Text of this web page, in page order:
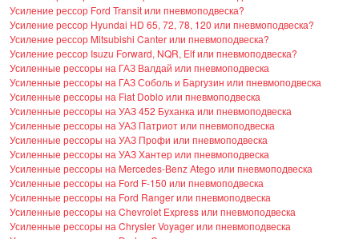
Усиление рессор Ford Transit или пневмоподвеска?
Усиление рессор Hyundai HD 65, 72, 78, 120 или пневмоподвеска?
Усиление рессор Mitsubishi Canter или пневмоподвеска?
Усиление рессор Isuzu Forward, NQR, Elf или пневмоподвеска?
Усиленные рессоры на ГАЗ Валдай или пневмоподвеска
Усиленные рессоры на ГАЗ Соболь и Баргузин или пневмоподвеска
Усиленные рессоры на Fiat Doblo или пневмоподвеска
Усиленные рессоры на УАЗ 452 Буханка или пневмоподвеска
Усиленные рессоры на УАЗ Патриот или пневмоподвеска
Усиленные рессоры на УАЗ Профи или пневмоподвеска
Усиленные рессоры на УАЗ Хантер или пневмоподвеска
Усиленные рессоры на Mercedes-Benz Atego или пневмоподвеска
Усиленные рессоры на Ford F-150 или пневмоподвеска
Усиленные рессоры на Ford Ranger или пневмоподвеска
Усиленные рессоры на Chevrolet Express или пневмоподвеска
Усиленные рессоры на Chrysler Voyager или пневмоподвеска